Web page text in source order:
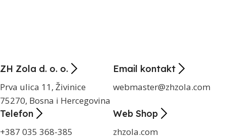
ZH Zola d. o. o.
Prva ulica 11, Živinice
75270, Bosna i Hercegovina
Email kontakt
webmaster@zhzola.com
Telefon
+387 035 368-385
Web Shop
zhzola.com